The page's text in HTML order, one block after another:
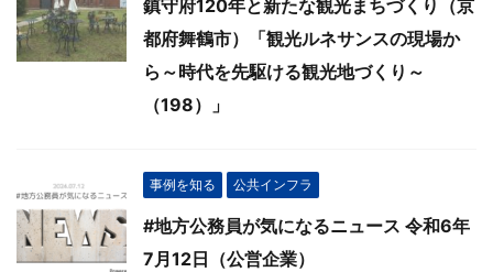
鎮守府120年と新たな観光まちづくり（京
都府舞鶴市）「観光ルネサンスの現場か
ら～時代を先駆ける観光地づくり～
（198）」
事例を知る 公共インフラ
#地方公務員が気になるニュース 令和6年
7月12日（公営企業）